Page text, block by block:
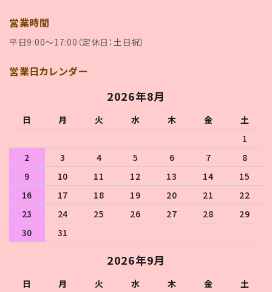
営業時間
平日9:00～17:00（定休日：土日祝）
営業日カレンダー
2026年8月
日 月 火 水 木 金
土
1
2
3 4 5 6 7
8
9
10 11 12 13 14
15
16
17 18 19 20 21
22
23
24 25 26 27 28
29
30
31
2026年9月
日 月 火 水 木 金
土